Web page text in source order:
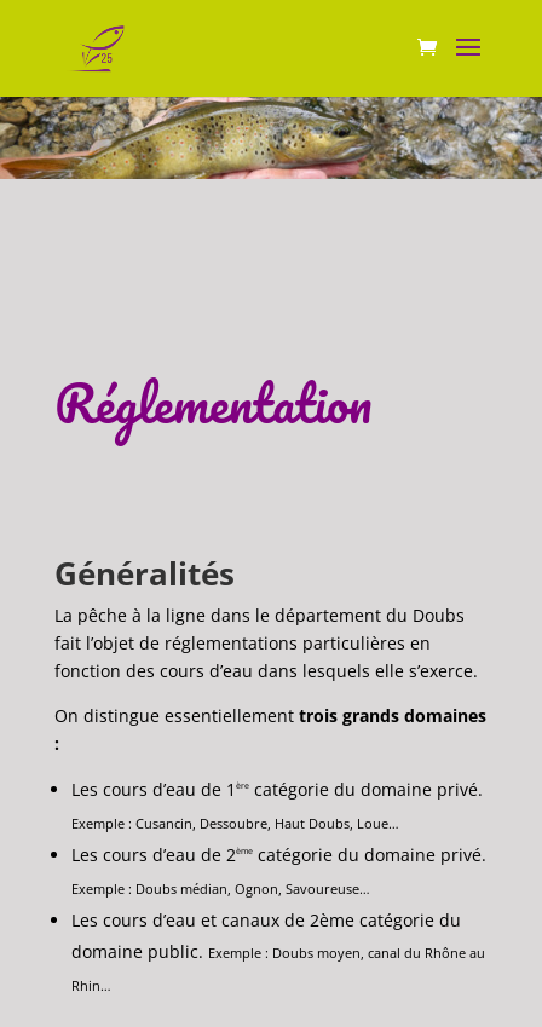
Réglementation
Généralités
La pêche à la ligne dans le département du Doubs
fait l’objet de réglementations particulières en
fonction des cours d’eau dans lesquels elle s’exerce.
On distingue essentiellement trois grands domaines
:
Les cours d’eau de 1 èrecatégorie du domaine privé.
Exemple : Cusancin, Dessoubre, Haut Doubs, Loue…
Les cours d’eau de 2èmecatégorie du domaine privé.
Exemple : Doubs médian, Ognon, Savoureuse…
Les cours d’eau et canaux de 2ème catégorie du
domaine public. Exemple : Doubs moyen, canal du Rhône au
Rhin…